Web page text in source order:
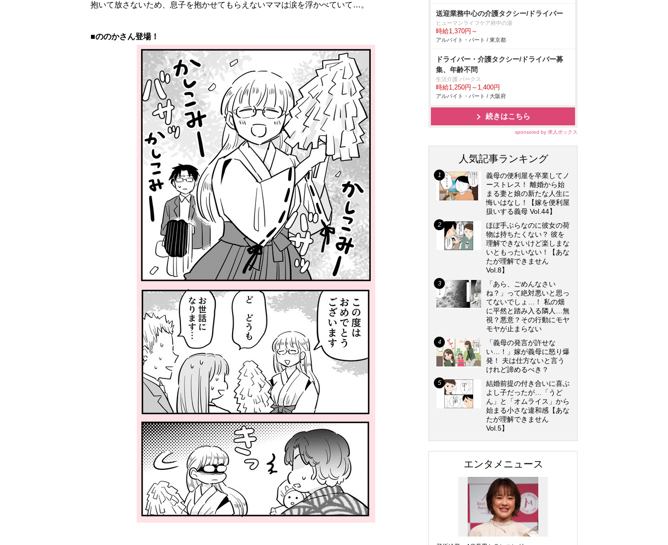
抱いて放さないため、息子を抱かせてもらえないママは涙を浮かべていて…。
■ののかさん登場！
送迎業務中心の介護タクシー/ドライバー
ヒューマンライフケア府中の湯
時給1,370円～
アルバイト・パート / 東京都
ドライバー・介護タクシー/ドライバー募
集、年齢不問
生活介護 パークス
時給1,250円～1,400円
アルバイト・パート / 大阪府
続きはこちら
sponsored by 求人ボックス
人気記事ランキング
義母の便利屋を卒業してノ
ーストレス！ 離婚から始
まる妻と娘の新たな人生に
悔いはなし！【嫁を便利屋
扱いする義母 Vol.44】
ほぼ手ぶらなのに彼女の荷
物は持ちたくない？ 彼を
理解できないけど楽しまな
いともったいない！【あな
たが理解できません
Vol.8】
「あら、ごめんなさい
ね？」って絶対悪いと思っ
てないでしょ…！ 私の畑
に平然と踏み入る隣人…無
視？悪意？その行動にモヤ
モヤが止まらない
「義母の発言が許せな
い…！」嫁が義母に怒り爆
発！ 夫は仕方ないと言う
けれど諦めるべき？
結婚前提の付き合いに喜ぶ
よし子だったが…「うど
ん」と「オムライス」から
始まる小さな違和感【あな
たが理解できません
Vol.5】
エンタメニュース